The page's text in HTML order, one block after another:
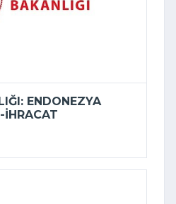
ENDONEZYA
İHRACAT